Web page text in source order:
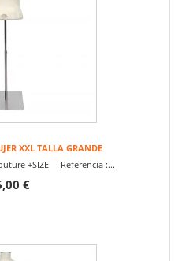
XXL TALLA GRANDE
+SIZE Referencia :...
€